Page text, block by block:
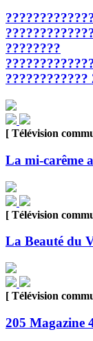
????????
????????????
[ Télévision
La mi-carême
[ Télévision
La Beauté du
[ Télévision
205 Magazine